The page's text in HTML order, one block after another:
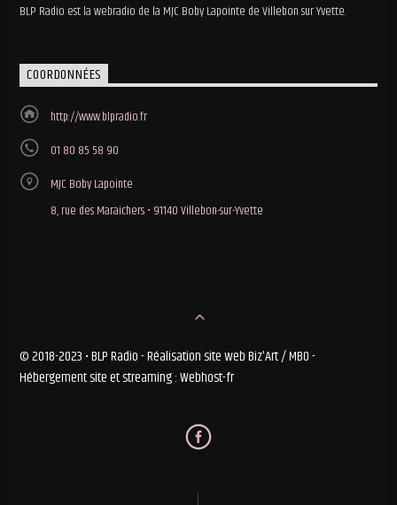
BLP Radio est la webradio de la MJC Boby Lapointe de Villebon sur Yvette.
COORDONNÉES
http://www.blpradio.fr
01 80 85 58 90
MJC Boby Lapointe
8, rue des Maraichers • 91140 Villebon-sur-Yvette
© 2018-2023 • BLP Radio - Réalisation site web Biz'Art / MBO -
Hébergement site et streaming : Webhost-fr